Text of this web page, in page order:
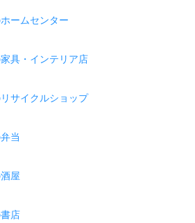
ームセンター
具・インテリア店
サイクルショップ
当
屋
店